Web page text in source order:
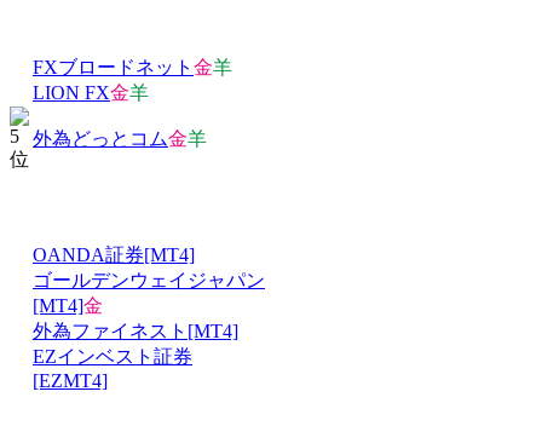
FXブロードネット 金羊
LION FX金羊
外為どっとコム金羊
OANDA証券[MT4]
ゴールデンウェイジャパン
[MT4]金
外為ファイネスト[MT4]
EZインベスト証券
[EZMT4]